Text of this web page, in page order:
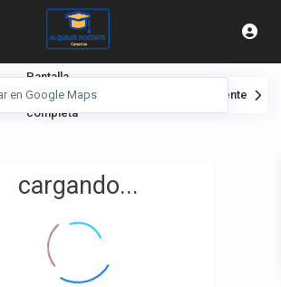
cargando...
Pantalla
completa
Siguiente